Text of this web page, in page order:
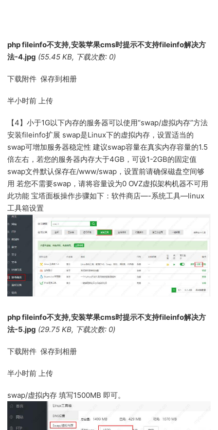
php fileinfo不支持,安装苹果cms时提示不支持fileinfo解决方
法-4.jpg (55.45 KB, 下载次数: 0)
下载附件 保存到相册
半小时前 上传
【4】小于1G以下内存的服务器可以使用“swap/虚拟内存”方法
安装fileinfo扩展 swap是Linux下的虚拟内存，设置适当的
swap可增加服务器稳定性 建议swap容量在真实内存容量的1.5
倍左右，若您的服务器内存大于4GB，可设1-2GB的固定值
swap文件默认保存在/www/swap，设置前请确保磁盘空间够
用 若您不需要swap，请将容量设为0 OVZ虚拟架构机器不可用
此功能 宝塔面板操作步骤如下：软件商店—-系统工具—linux
工具箱设置
php fileinfo不支持,安装苹果cms时提示不支持fileinfo解决方
法-5.jpg (29.75 KB, 下载次数: 0)
下载附件 保存到相册
半小时前 上传
swap/虚拟内存 填写1500MB 即可。